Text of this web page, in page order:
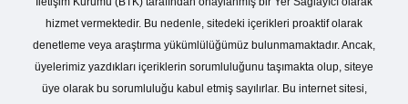
hizmet vermektedir. Bu nedenle, sitedeki içerikleri proaktif olarak
denetleme veya araştırma yükümlülüğümüz bulunmamaktadır. Ancak,
üyelerimiz yazdıkları içeriklerin sorumluluğunu taşımakta olup, siteye
üye olarak bu sorumluluğu kabul etmiş sayılırlar. Bu internet sitesi,